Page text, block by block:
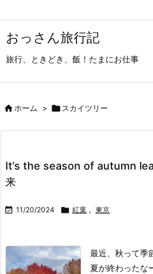
おっさん旅行記
旅行、ときどき、飯！たまにお仕事
ホーム >  スカイツリー
It’s the season of autumn
来
 11/20/2024  紅葉 , 東京
最近、秋って季
夏が終わったな